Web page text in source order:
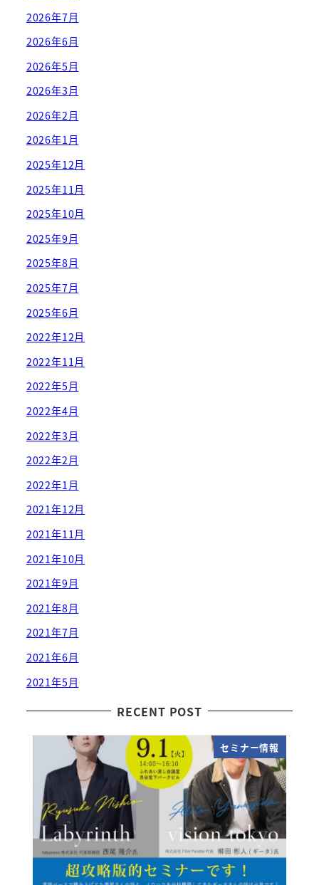
2026年7月
2026年6月
2026年5月
2026年3月
2026年2月
2026年1月
2025年12月
2025年11月
2025年10月
2025年9月
2025年8月
2025年7月
2025年6月
2022年12月
2022年11月
2022年5月
2022年4月
2022年3月
2022年2月
2022年1月
2021年12月
2021年11月
2021年10月
2021年9月
2021年8月
2021年7月
2021年6月
2021年5月
RECENT POST
セミナー情報